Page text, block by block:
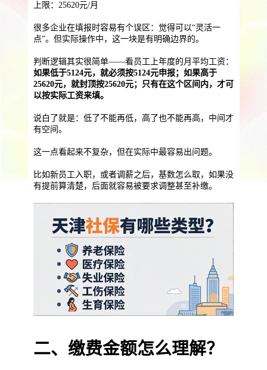
数字营销创新业务
营销立减金 扫码营销红包 城市优惠券
上限：25620元/月
很多企业在填报时容易有个误区：觉得可以“灵活一
点”。但实际操作中，这一块是有明确边界的。
判断逻辑其实很简单——看员工上年度的月平均工资：
如果低于5124元，就必须按5124元申报；如果高于
25620元，就封顶按25620元；只有在这个区间内，才可
以按实际工资来填。
说白了就是：低了不能再低，高了也不能再高，中间才
有空间。
这一点看起来不复杂，但在实际中最容易出问题。
比如新员工入职，或者调薪之后，基数怎么取，如果没
有提前算清楚，后面就容易被要求调整甚至补缴。
二、缴费金额怎么理解？